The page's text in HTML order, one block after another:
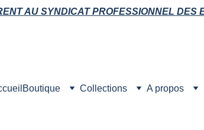
AU SYNDICAT PROFESSIONNEL DES
Boutique Collections A propos